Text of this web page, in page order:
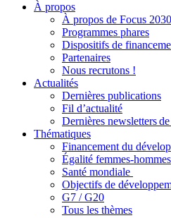
À propos
À propos de Focus 2030
Programmes phares
Dispositifs de
Partenaires
Nous recrutons !
Actualités
Dernières publications
Fil d’actualité
Dernières newsletters
Thématiques
Financement du
Égalité femmes-hommes
Santé mondiale
Objectifs de
G7 / G20
Tous les thèmes